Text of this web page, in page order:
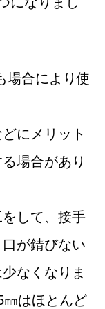
場合により使
にメリット
場合があり
して、接手
が錆びない
なくなりま
㎜はほとんど